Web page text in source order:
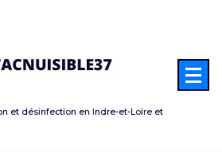
et désinfection en Indre-et-Loire et